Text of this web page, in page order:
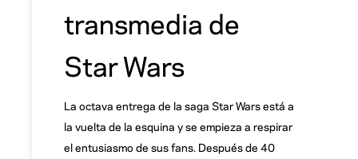
transmedia de
Star Wars
La octava entrega de la saga Star Wars está a
la vuelta de la esquina y se empieza a respirar
el entusiasmo de sus fans. Después de 40